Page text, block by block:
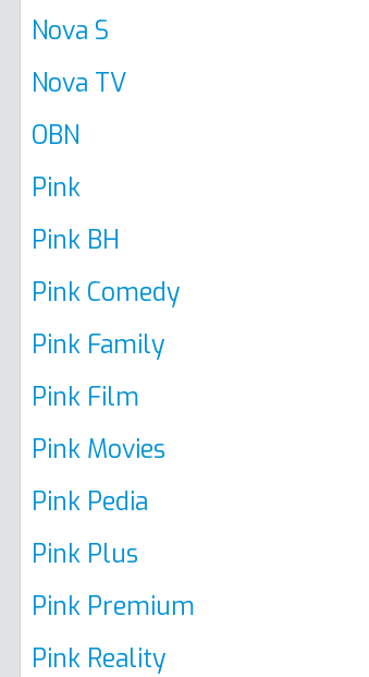
Nova S
Nova TV
OBN
Pink
Pink BH
Pink Comedy
Pink Family
Pink Film
Pink Movies
Pink Pedia
Pink Plus
Pink Premium
Pink Reality